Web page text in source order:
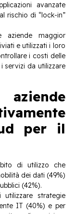
avanzate
rischio di “lock-in”
aziende maggior
e utilizzati i loro
i costi delle
servizi da utilizzare
per il
di utilizzo che
dei dati (49%)
(42%).
strategie
IT (40%) e per